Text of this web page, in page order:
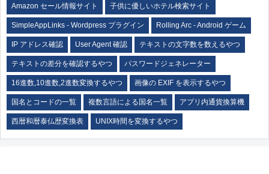
Amazon セール情報サイト 子供に優しいホテル検索サイト
SimpleAppLinks - Wordpress プラグイン Rolling Arc - Android ゲーム
IP アドレス確認 User Agent 確認 テキストの文字数を数えるやつ
テキストの差分を確認するやつ パスワードジェネレーター
16進数,10進数,2進数変換するやつ 画像の EXIF を表示するやつ
国名とコードの一覧 複数言語による国名一覧 アプリ内通貨換算機
西暦和暦泰仏歴変換表 UNIX時間を変換するやつ